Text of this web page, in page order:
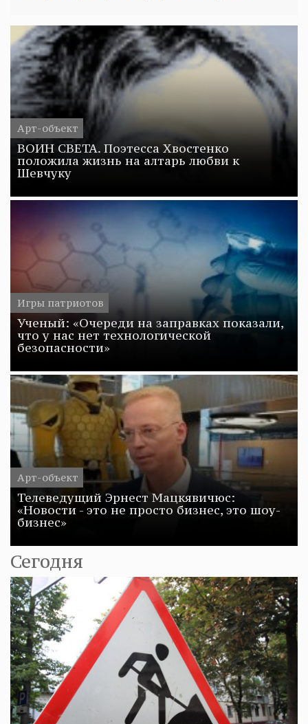
Арт-объект
ВОИН СВЕТА. Поэтесса Хвостенко
положила жизнь на алтарь любви к
Шевчуку
Игры патриотов
Ученый: «Очереди на заправках показали,
что у нас нет технологической
безопасности»
Арт-объект
Телеведущий Эрнест Мацкявичюс:
«Новости - это не просто бизнес, это шоу-
бизнес»
Сегодня